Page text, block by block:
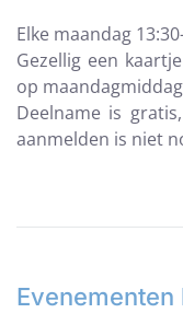
Elke maandag
Gezellig een
op
Deelname is
aanmelden is niet